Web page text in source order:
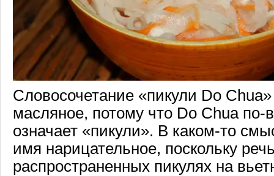
Словосочетание «пикули Do
масляное, потому что Do Chua по-
означает «пикули». В каком-то
имя нарицательное, поскольку
распространенных пикулях на